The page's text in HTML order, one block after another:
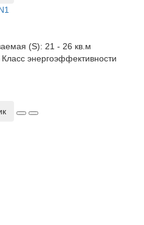
(S): 21 - 26 кв.м
Класс энергоэффективности